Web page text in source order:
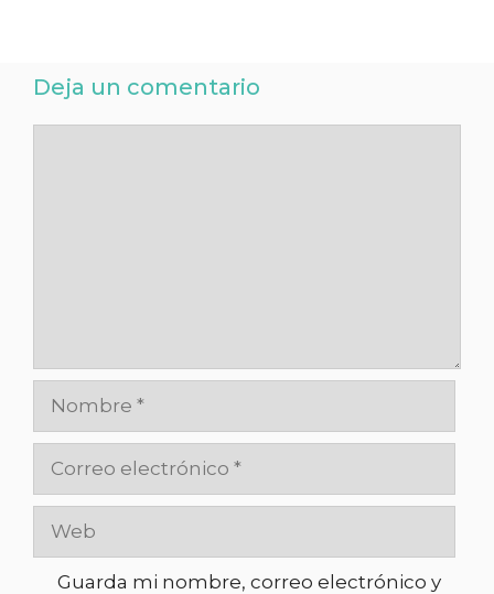
Deja un comentario
Guarda mi nombre, correo electrónico y